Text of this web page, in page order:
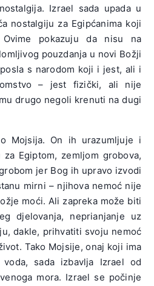
Izrael sada upada u
nostalgiju za Egipćanima koji
pokazuju da nisu na
pouzdanja u novi Božji
s narodom koji i jest, ali i
– jest fizički, ali nije
drugo negoli krenuti na dugi
Mojsija. On ih urazumljuje i
Egiptom, zemljom grobova,
jer Bog ih upravo izvodi
mirni – njihova nemoć nije
moći. Ali zapreka može biti
djelovanja, neprianjanje uz
dakle, prihvatiti svoju nemoć
Tako Mojsije, onaj koji ima
sada izbavlja Izrael od
mora. Izrael se počinje